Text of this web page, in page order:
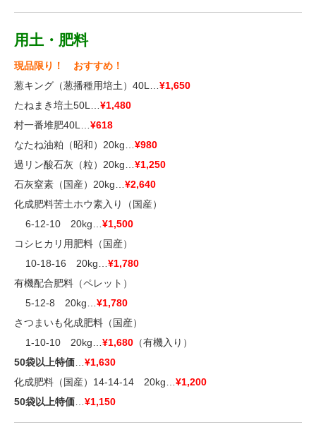
用土・肥料
現品限り！ おすすめ！
葱キング（葱播種用培土）40L… ¥1,650
たねまき培土50L… ¥1,480
村一番堆肥40L… ¥618
なたね油粕（昭和）20kg… ¥980
過リン酸石灰（粒）20kg… ¥1,250
石灰窒素（国産）20kg… ¥2,640
化成肥料苦土ホウ素入り（国産）
6-12-10 20kg… ¥1,500
コシヒカリ用肥料（国産）
10-18-16 20kg… ¥1,780
有機配合肥料（ペレット）
5-12-8 20kg… ¥1,780
さつまいも化成肥料（国産）
1-10-10 20kg… ¥1,680 （有機入り）
50袋以上特価
¥1,630
化成肥料（国産）14-14-14 20kg… ¥1,200
50袋以上特価
¥1,150